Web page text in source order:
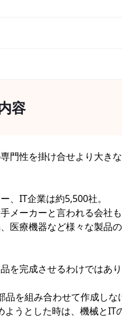
容
門性を掛け合せより大き
、IT企業は約5,500社。
メーカーと言われる会社
医療機器など様々な製品
を完成させるわけではあ
品を組み合わせて作成しな
うとした時は、機械とIT